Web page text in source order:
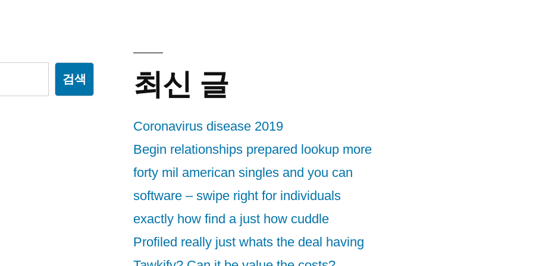
검색 최신 글
Coronavirus disease 2019
Begin relationships prepared lookup more
forty mil american singles and you can
software – swipe right for individuals
exactly how find a just how cuddle
Profiled really just whats the deal having